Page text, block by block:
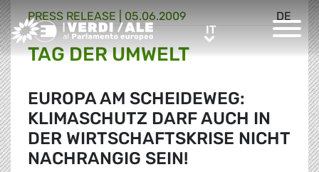
Greens/EFA Home ITIT
DE
PRESS RELEASE | 05.06.2009
TAG DER UMWELT
EUROPA AM SCHEIDEWEG:
KLIMASCHUTZ DARF AUCH IN
DER WIRTSCHAFTSKRISE NICHT
NACHRANGIG SEIN!